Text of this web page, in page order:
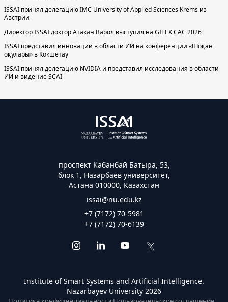
ISSAI принял делегацию IMC University of Applied Sciences Krems из
Австрии
Директор ISSAI доктор Атакан Варол выступил на GITEX CAC 2026
ISSAI представил инновации в области ИИ на конференции «Шоқан
оқулары» в Кокшетау
ISSAI принял делегацию NVIDIA и представил исследования в области
ИИ и видение SCAI
проспект Кабанбай Батыра, 53,
блок 1, Назарбаев университет,
Астана 010000, Казахстан
issai@nu.edu.kz
+7 (7172) 70-5981
+7 (7172) 70-6139
Institute of Smart Systems and Artificial Intelligence.
Nazarbayev University 2026